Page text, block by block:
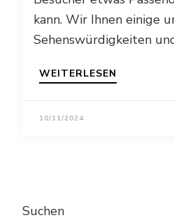
kann. Wir Ihnen einige
Sehenswürdigkeiten
WEITERLESEN
10/11/2024
Suchen